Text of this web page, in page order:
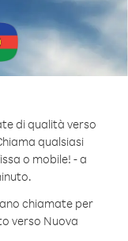
di qualità verso
qualsiasi
o mobile! - a
chiamate per
verso Nuova